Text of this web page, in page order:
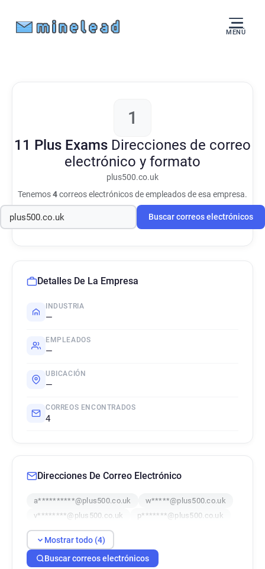
MENÚ
1
11 Plus Exams Direcciones de correo
electrónico y formato
plus500.co.uk
Tenemos4correos electrónicos de empleados de esa empresa.
Buscar correos electrónicos
Detalles De La Empresa
INDUSTRIA
—
EMPLEADOS
—
UBICACIÓN
—
CORREOS ENCONTRADOS
4
Direcciones De Correo Electrónico
a**********@plus500.co.uk
w*****@plus500.co.uk
v********@plus500.co.uk
p*******@plus500.co.uk
Mostrar todo (4)
Buscar correos electrónicos